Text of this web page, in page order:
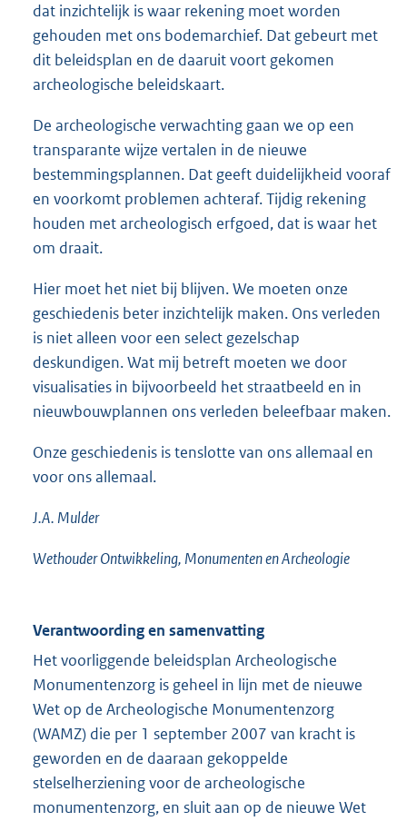
dat inzichtelijk is waar rekening moet worden
gehouden met ons bodemarchief. Dat gebeurt met
dit beleidsplan en de daaruit voort gekomen
archeologische beleidskaart.
De archeologische verwachting gaan we op een
transparante wijze vertalen in de nieuwe
bestemmingsplannen. Dat geeft duidelijkheid vooraf
en voorkomt problemen achteraf. Tijdig rekening
houden met archeologisch erfgoed, dat is waar het
om draait.
Hier moet het niet bij blijven. We moeten onze
geschiedenis beter inzichtelijk maken. Ons verleden
is niet alleen voor een select gezelschap
deskundigen. Wat mij betreft moeten we door
visualisaties in bijvoorbeeld het straatbeeld en in
nieuwbouwplannen ons verleden beleefbaar maken.
Onze geschiedenis is tenslotte van ons allemaal en
voor ons allemaal.
J.A. Mulder
Wethouder Ontwikkeling, Monumenten en Archeologie
Verantwoording en samenvatting
Het voorliggende beleidsplan Archeologische
Monumentenzorg is geheel in lijn met de nieuwe
Wet op de Archeologische Monumentenzorg
(WAMZ) die per 1 september 2007 van kracht is
geworden en de daaraan gekoppelde
stelselherziening voor de archeologische
monumentenzorg, en sluit aan op de nieuwe Wet